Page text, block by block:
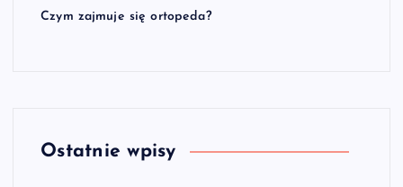
Czym zajmuje się ortopeda?
Ostatnie wpisy